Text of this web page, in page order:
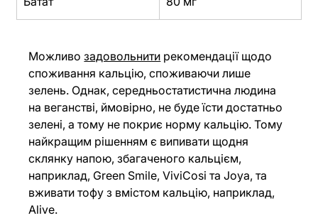
Можливо задовольнити рекомендації щодо
споживання кальцію, споживаючи лише
зелень. Однак, середньостатистична людина
на веганстві, ймовірно, не буде їсти достатньо
зелені, а тому не покриє норму кальцію. Тому
найкращим рішенням є випивати щодня
склянку напою, збагаченого кальцієм,
наприклад, Green Smile, ViviCosi та Joya, та
вживати тофу з вмістом кальцію, наприклад,
Alive.